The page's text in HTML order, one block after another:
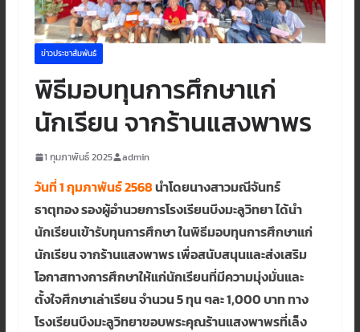
ข่าวประชาสัมพันธ์
พิธีมอบทุนการศึกษาแก่
นักเรียน จากร้านแสงพาพร
1 กุมภาพันธ์ 2025 admin
วันที่ 1 กุมภาพันธ์ 2568นำโดยนางสาวมณีจันทร์
ธาตุทอง รองผู้อำนวยการโรงเรียนบึงมะลูวิทยา ได้นำ
นักเรียนเข้ารับทุนการศึกษา ในพิธีมอบทุนการศึกษาแก่
นักเรียน จากร้านแสงพาพร เพื่อสนับสนุนและส่งเสริม
โอกาสทางการศึกษาให้แก่นักเรียนที่มีความมุ่งมั่นและ
ตั้งใจศึกษาเล่าเรียน จำนวน 5 ทุน ๆละ 1,000 บาท ทาง
โรงเรียนบึงมะลูวิทยาขอบพระคุณร้านแสงพาพรที่เล็ง